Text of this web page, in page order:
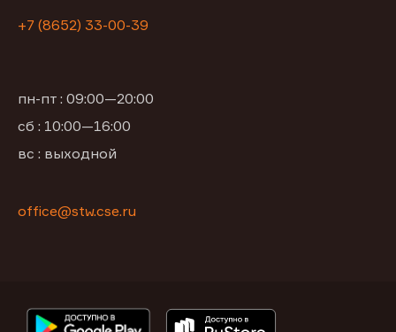
+7 (8652) 33-00-39
пн-пт : 09:00—20:00
сб : 10:00—16:00
вс : выходной
office@stw.cse.ru